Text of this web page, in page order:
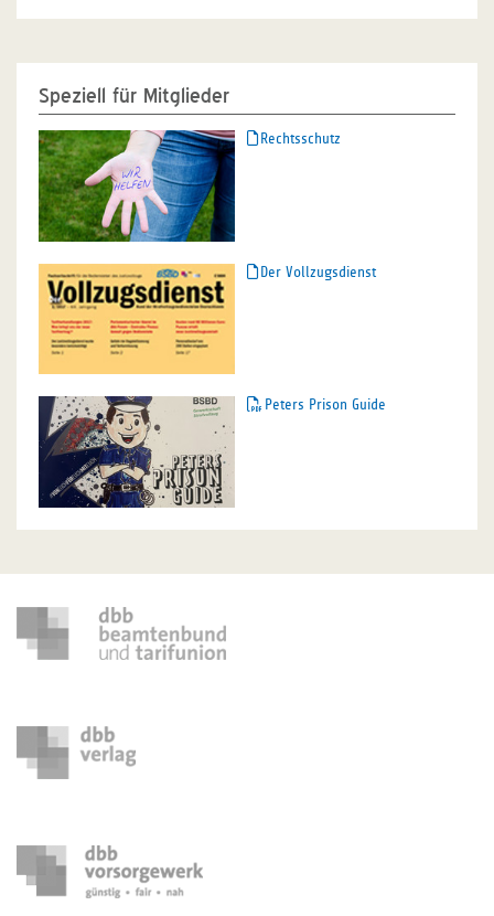
Speziell für Mitglieder
Rechtsschutz
Der Vollzugsdienst
Peters Prison Guide